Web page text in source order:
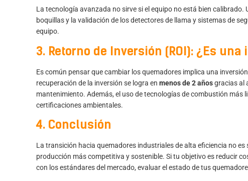
La tecnología avanzada no sirve si el equipo no está bien
boquillas y la validación de losdetectores de llama y sistemas de
equipo.
3. Retorno de Inversión (ROI): ¿Es
Es común pensar que cambiar los quemadores implica una
recuperación de la inversión se logra en menos de 2 añosgracias al
mantenimiento. Además, el uso de tecnologías de combustión más
certificaciones ambientales.
4. Conclusión
La transición hacia quemadores industriales de alta eficiencia no
producción más competitiva y sostenible. Si tu objetivo es reducir
con los estándares del mercado, evaluar el estado de tus